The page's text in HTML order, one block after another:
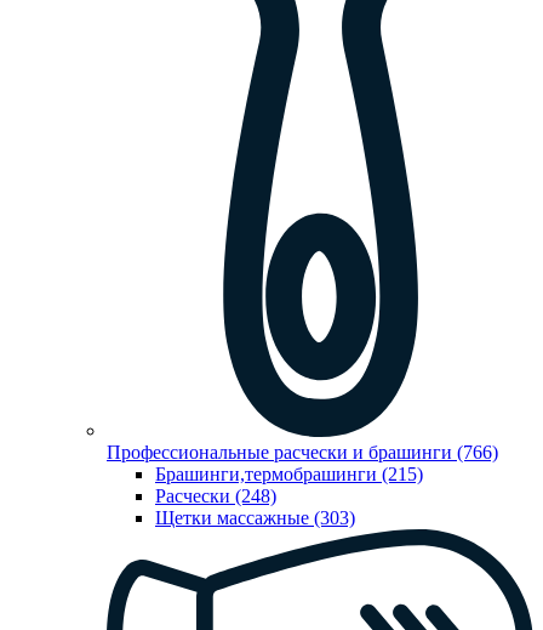
Профессиональные расчески и брашинги (766)
Брашинги,термобрашинги (215)
Расчески (248)
Щетки массажные (303)